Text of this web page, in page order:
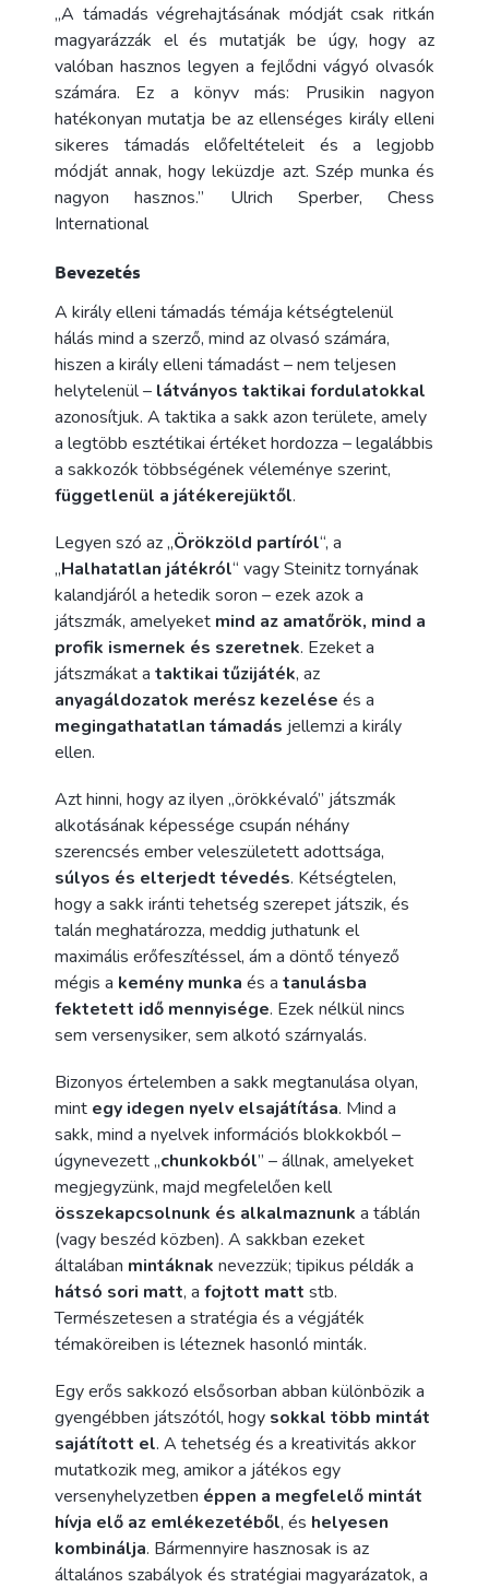
„A támadás végrehajtásának módját csak ritkán
magyarázzák el és mutatják be úgy, hogy az
valóban hasznos legyen a fejlődni vágyó olvasók
számára. Ez a könyv más: Prusikin nagyon
hatékonyan mutatja be az ellenséges király elleni
sikeres támadás előfeltételeit és a legjobb
módját annak, hogy leküzdje azt. Szép munka és
nagyon hasznos.” Ulrich Sperber, Chess
International
Bevezetés
A király elleni támadás témája kétségtelenül
hálás mind a szerző, mind az olvasó számára,
hiszen a király elleni támadást – nem teljesen
helytelenül – látványos taktikai fordulatokkal
azonosítjuk. A taktika a sakk azon területe, amely
a legtöbb esztétikai értéket hordozza – legalábbis
a sakkozók többségének véleménye szerint,
függetlenül a játékerejüktől.
Legyen szó az „Örökzöld partíról“, a
„Halhatatlan játékról“ vagy Steinitz tornyának
kalandjáról a hetedik soron – ezek azok a
játszmák, amelyeket mind az amatőrök, mind a
profik ismernek és szeretnek. Ezeket a
játszmákat a taktikai tűzijáték, az
anyagáldozatok merész kezelése és a
megingathatatlan támadás jellemzi a király
ellen.
Azt hinni, hogy az ilyen „örökkévaló” játszmák
alkotásának képessége csupán néhány
szerencsés ember veleszületett adottsága,
súlyos és elterjedt tévedés. Kétségtelen,
hogy a sakk iránti tehetség szerepet játszik, és
talán meghatározza, meddig juthatunk el
maximális erőfeszítéssel, ám a döntő tényező
mégis a kemény munka és a tanulásba
fektetett idő mennyisége. Ezek nélkül nincs
sem versenysiker, sem alkotó szárnyalás.
Bizonyos értelemben a sakk megtanulása olyan,
mint egy idegen nyelv elsajátítása. Mind a
sakk, mind a nyelvek információs blokkokból –
úgynevezett „chunkokból” – állnak, amelyeket
megjegyzünk, majd megfelelően kell
összekapcsolnunk és alkalmaznunk a táblán
(vagy beszéd közben). A sakkban ezeket
általában mintáknak nevezzük; tipikus példák a
hátsó sori matt, a fojtott matt stb.
Természetesen a stratégia és a végjáték
témaköreiben is léteznek hasonló minták.
Egy erős sakkozó elsősorban abban különbözik a
gyengébben játszótól, hogy sokkal több mintát
sajátított el. A tehetség és a kreativitás akkor
mutatkozik meg, amikor a játékos egy
versenyhelyzetben éppen a megfelelő mintát
hívja elő az emlékezetéből, és helyesen
kombinálja. Bármennyire hasznosak is az
általános szabályok és stratégiai magyarázatok, a